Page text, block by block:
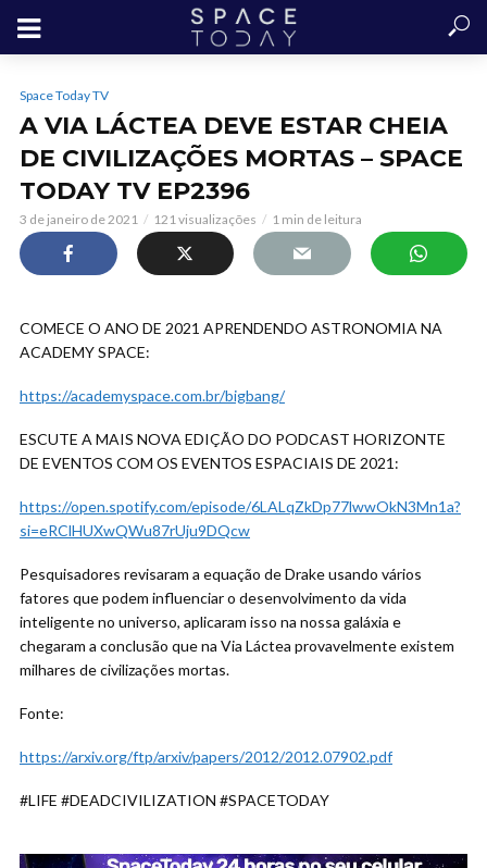
Space Today TV
A VIA LÁCTEA DEVE ESTAR CHEIA
DE CIVILIZAÇÕES MORTAS – SPACE
TODAY TV EP2396
3 de janeiro de 2021 121 visualizações 1 min de leitura
COMECE O ANO DE 2021 APRENDENDO ASTRONOMIA NA
ACADEMY SPACE:
https://academyspace.com.br/bigbang/
ESCUTE A MAIS NOVA EDIÇÃO DO PODCAST HORIZONTE
DE EVENTOS COM OS EVENTOS ESPACIAIS DE 2021:
https://open.spotify.com/episode/6LALqZkDp77lwwOkN3Mn1a?
si=eRClHUXwQWu87rUju9DQcw
Pesquisadores revisaram a equação de Drake usando vários
fatores que podem influenciar o desenvolvimento da vida
inteligente no universo, aplicaram isso na nossa galáxia e
chegaram a conclusão que na Via Láctea provavelmente existem
milhares de civilizações mortas.
Fonte:
https://arxiv.org/ftp/arxiv/papers/2012/2012.07902.pdf
#LIFE #DEADCIVILIZATION #SPACETODAY